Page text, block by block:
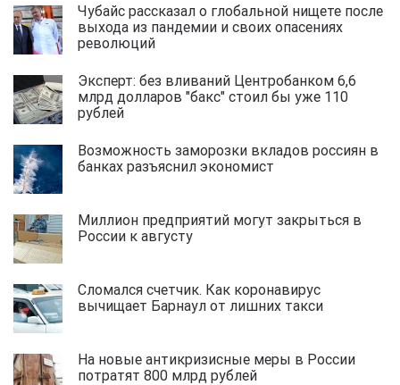
Чубайс рассказал о глобальной нищете после
выхода из пандемии и своих опасениях
революций
Эксперт: без вливаний Центробанком 6,6
млрд долларов "бакс" стоил бы уже 110
рублей
Возможность заморозки вкладов россиян в
банках разъяснил экономист
Миллион предприятий могут закрыться в
России к августу
Сломался счетчик. Как коронавирус
вычищает Барнаул от лишних такси
На новые антикризисные меры в России
потратят 800 млрд рублей